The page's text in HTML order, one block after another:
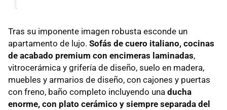
Tras su imponente imagen robusta esconde un
apartamento de lujo. Sofás de cuero italiano, cocinas
de acabado premium con encimeras laminadas,
vitrocerámica y grifería de diseño, suelo en madera,
muebles y armarios de diseño, con cajones y puertas
con freno, baño completo incluyendo una ducha
enorme, con plato cerámico y siempre separada del